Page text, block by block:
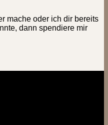
mache oder ich dir bereits
dann spendiere mir